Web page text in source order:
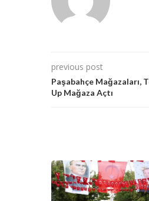
previous post
Paşabahçe Mağazaları,
Up Mağaza Açtı